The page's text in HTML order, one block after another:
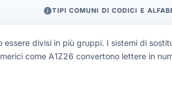
TIPI COMUNI DI CODICI E
divisi in più gruppi. I sistemi di
come A1Z26 convertono lettere in